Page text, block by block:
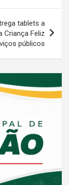
tablets a
Criança Feliz
públicos